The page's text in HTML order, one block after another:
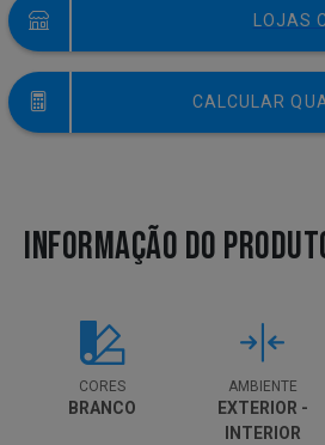
LOJAS
CALCULAR
INFORMAÇÃO DO
CORES
BRANCO
AMBIENTE
EXTERIOR -
INTERIOR